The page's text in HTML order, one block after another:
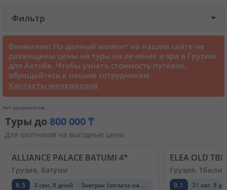
Круизы
Статьи
70103 отзыва наших туристов
Сертификаты
Для бизнеса
Фильтр
Внимание! На данный момент на нашем сайте не
размещены цены на туры на лечение и spa в Грузию
для Актобе. Чтобы узнать стоимость путёвок,
обращайтесь к нашим сотрудникам.
Контакты менеджеров
Нет результатов.
Туры до 800 000 ₸
Для охотников на выгодные цены
ALLIANCE PALACE BATUMI 4*
Грузия, Батуми
8.5 3 сен, 8 дней Завтрак (оплата на месте)
ELEA OLD
Грузия,
9.1 31 авг, 8